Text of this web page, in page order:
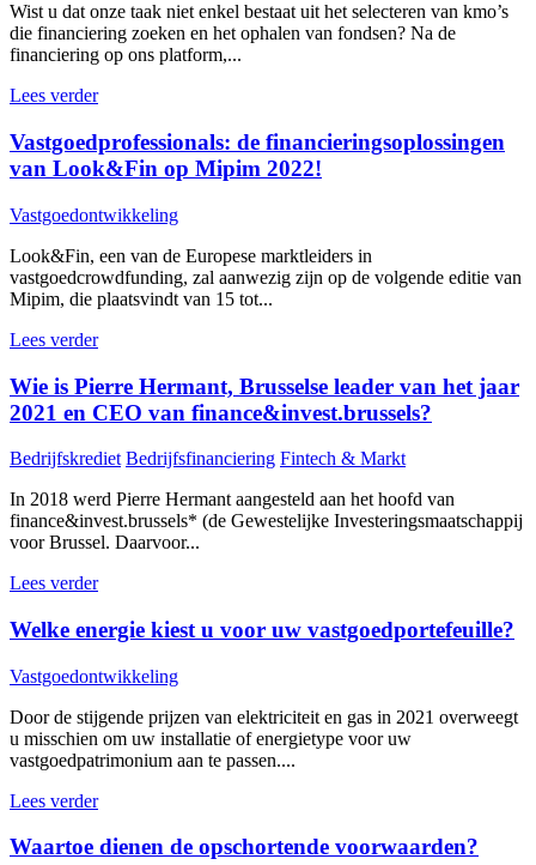
Wist u dat onze taak niet enkel bestaat uit het selecteren van kmo’s
die financiering zoeken en het ophalen van fondsen? Na de
financiering op ons platform,...
Lees verder
Vastgoedprofessionals: de financieringsoplossingen
van Look&Fin op Mipim 2022!
Vastgoedontwikkeling
Look&Fin, een van de Europese marktleiders in
vastgoedcrowdfunding, zal aanwezig zijn op de volgende editie van
Mipim, die plaatsvindt van 15 tot...
Lees verder
Wie is Pierre Hermant, Brusselse leader van het jaar
2021 en CEO van finance&invest.brussels?
Bedrijfskrediet Bedrijfsfinanciering Fintech & Markt
In 2018 werd Pierre Hermant aangesteld aan het hoofd van
finance&invest.brussels* (de Gewestelijke Investeringsmaatschappij
voor Brussel. Daarvoor...
Lees verder
Welke energie kiest u voor uw vastgoedportefeuille?
Vastgoedontwikkeling
Door de stijgende prijzen van elektriciteit en gas in 2021 overweegt
u misschien om uw installatie of energietype voor uw
vastgoedpatrimonium aan te passen....
Lees verder
Waartoe dienen de opschortende voorwaarden?